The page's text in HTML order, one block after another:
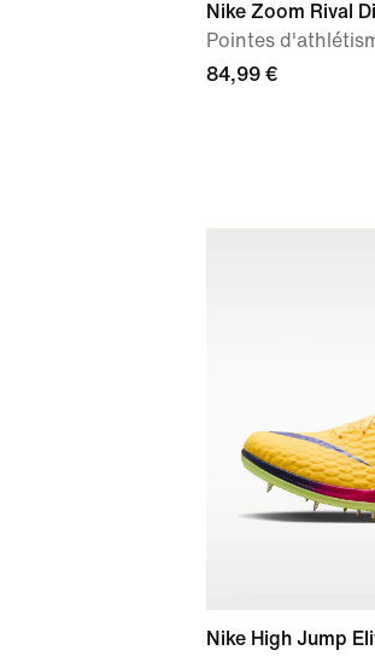
Nike Zoom Rival
Pointes
84,99 €
Nike High Jump